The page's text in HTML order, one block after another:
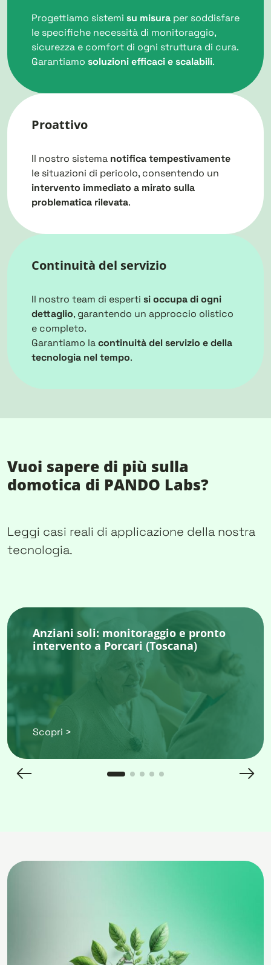
Progettiamo sistemi su misura per soddisfare
le specifiche necessità di monitoraggio,
sicurezza e comfort di ogni struttura di cura.
Garantiamo soluzioni efficaci e scalabili.
Proattivo
Il nostro sistema notifica tempestivamente
le situazioni di pericolo, consentendo un
intervento immediato a mirato sulla
problematica rilevata.
Continuità del servizio
Il nostro team di esperti si occupa di ogni
dettaglio, garantendo un approccio olistico
e completo.
Garantiamo lacontinuità del servizio e della
tecnologia nel tempo.
Vuoi sapere di più sulla
domotica di PANDO Labs?
Leggi casi reali di applicazione della nostra
tecnologia.
Anziani soli: monitoraggio e pronto
intervento a Porcari (Toscana)
Scopri >